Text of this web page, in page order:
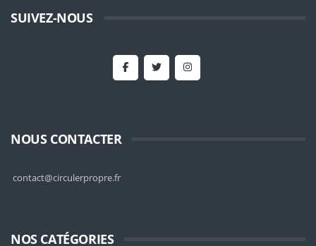
SUIVEZ-NOUS
NOUS CONTACTER
contact@circulerpropre.fr
NOS CATÉGORIES